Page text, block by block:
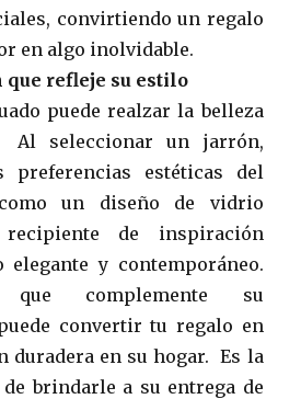
convirtiendo un regalo
en algo inolvidable.
refleje su estilo
puede realzar la belleza
seleccionar un jarrón,
preferencias estéticas del
un diseño de vidrio
de inspiración
elegante y contemporáneo.
complemente su
convertir tu regalo en
duradera en su hogar. Es la
brindarle a su entrega de